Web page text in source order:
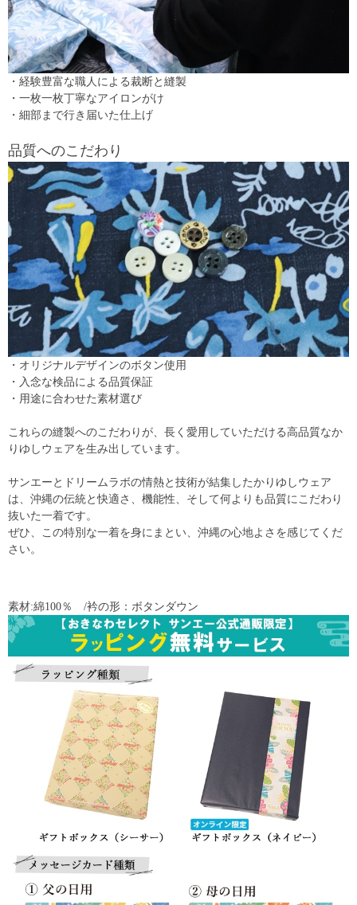
・経験豊富な職人による裁断と縫製
・一枚一枚丁寧なアイロンがけ
・細部まで行き届いた仕上げ
品質へのこだわり
・オリジナルデザインのボタン使用
・入念な検品による品質保証
・用途に合わせた素材選び
これらの縫製へのこだわりが、長く愛用していただける高品質なか
りゆしウェアを生み出しています。
サンエーとドリームラボの情熱と技術が結集したかりゆしウェア
は、沖縄の伝統と快適さ、機能性、そして何よりも品質にこだわり
抜いた一着です。
ぜひ、この特別な一着を身にまとい、沖縄の心地よさを感じてくだ
さい。
素材:綿100％ /衿の形：ボタンダウン